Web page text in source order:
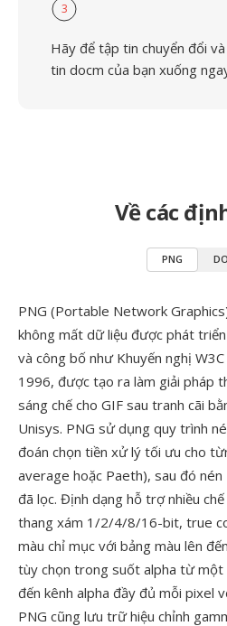
3
Hãy để tập tin chuyển đổi
tin docm của bạn xuống
Về các
PNG
PNG (Portable Network
không mất dữ liệu được phát
và công bố như Khuyến nghị
1996, được tạo ra làm giải pháp
sáng chế cho GIF sau tranh cãi
Unisys. PNG sử dụng quy trình
đoán chọn tiền xử lý tối ưu cho
average hoặc Paeth), sau đó nén
đã lọc. Định dạng hỗ trợ nhiều
thang xám 1/2/4/8/16-bit, true
màu chỉ mục với bảng màu lên
tùy chọn trong suốt alpha từ
đến kênh alpha đầy đủ mỗi pixel
PNG cũng lưu trữ hiệu chỉnh